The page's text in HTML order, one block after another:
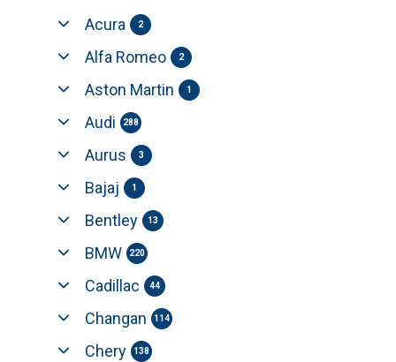
Acura 2
Alfa Romeo 2
Aston Martin 1
Audi 288
Aurus 3
Bajaj 1
Bentley 13
BMW 220
Cadillac 44
Changan 114
Chery 138